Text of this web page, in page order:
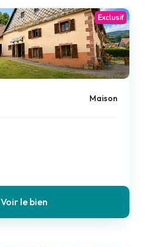
Exclusif
Maison
Voir le bien